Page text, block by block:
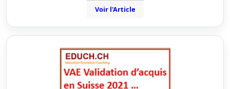
Voir l'Article